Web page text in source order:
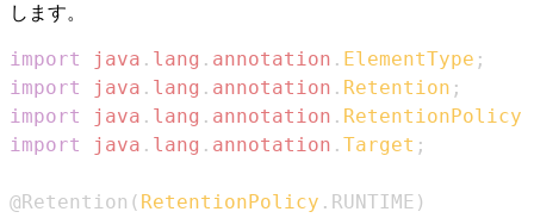
します。
import java . lang . annotation . ElementType ;
import
java . lang . annotation . Retention ;
import
java . lang . annotation . RetentionPolicy
import
java . lang . annotation . Target ;
@Retention ( RetentionPolicy . RUNTIME )